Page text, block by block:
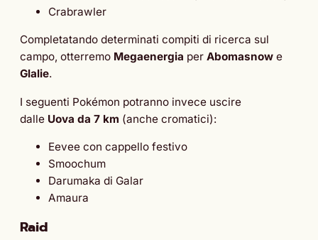
Crabrawler
Completatando determinati compiti di ricerca sul
campo, otterremo Megaenergia per Abomasnow e
Glalie.
I seguenti Pokémon potranno invece uscire
dalle Uova da 7 km (anche cromatici):
Eevee con cappello festivo
Smoochum
Darumaka di Galar
Amaura
Raid